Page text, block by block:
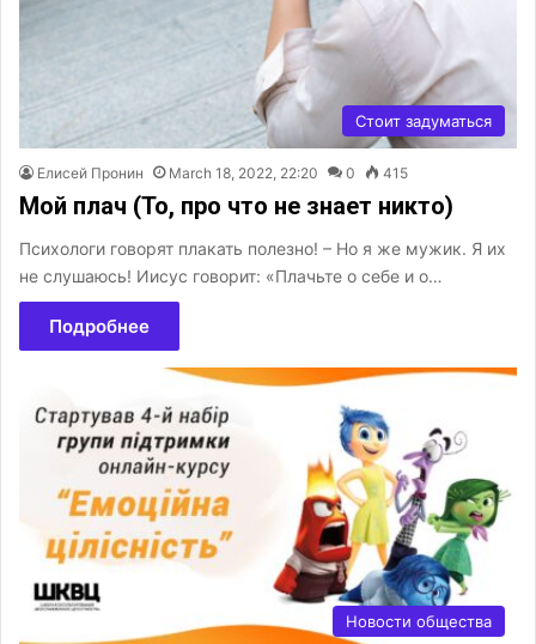
Стоит задуматься
Елисей Пронин March 18, 2022, 22:20 0 415
Мой плач (То, про что не знает никто)
Психологи говорят плакать полезно! – Но я же мужик. Я их
не слушаюсь! Иисус говорит: «Плачьте о себе и о…
Подробнее
Новости общества